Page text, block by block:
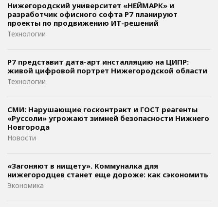
Нижегородский университет «НЕЙМАРК» и
разработчик офисного софта P7 планируют
проекты по продвижению ИТ-решений
Технологии
Р7 представит дата-арт инсталляцию на ЦИПР:
живой цифровой портрет Нижегородской области
Технологии
СМИ: Нарушающие госконтракт и ГОСТ реагенты
«Руссоли» угрожают зимней безопасности Нижнего
Новгорода
Новости
«Загоняют в нищету». Коммуналка для
нижегородцев станет еще дороже: как сэкономить
Экономика